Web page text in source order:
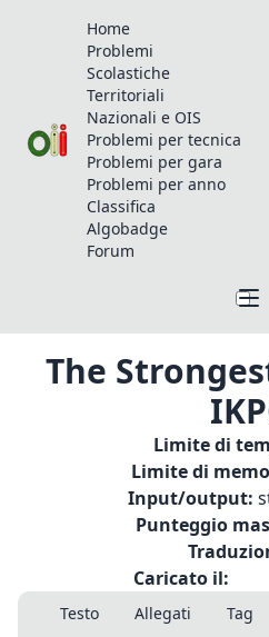
Home
Problemi
Scolastiche
Territoriali
Nazionali e OIS
Problemi per tecnica
Problemi per gara
Problemi per anno
Classifica
Algobadge
Forum
The
Limite di
Limite di
Input/output:
Punteggio
Caricato il:
Testo Allegati Tag